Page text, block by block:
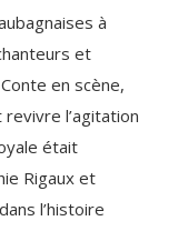
à
et
en scène,
l’agitation
était
Rigaux et
l’histoire